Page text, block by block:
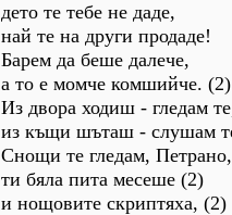
дето те тебе не даде,
най те на други продаде!
Барем да беше далече,
а то е момче комшийче. (2)
Из двора ходиш - гледам
из къщи шъташ - слушам
Снощи те гледам, Петрано,
ти бяла пита месеше (2)
и нощовите скриптяха, (2)